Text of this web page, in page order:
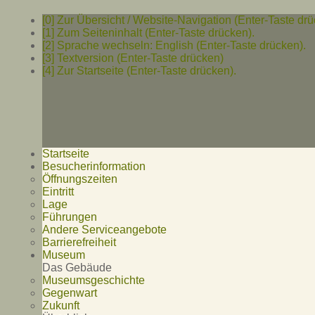
[0] Zur Übersicht / Website-Navigation (Enter-Taste
[1] Zum Seiteninhalt (Enter-Taste drücken).
[2] Sprache wechseln: English (Enter-Taste drücken).
[3] Textversion (Enter-Taste drücken)
[4] Zur Startseite (Enter-Taste drücken).
Startseite
Besucherinformation
Öffnungszeiten
Eintritt
Lage
Führungen
Andere Serviceangebote
Barrierefreiheit
Museum
Das Gebäude
Museumsgeschichte
Gegenwart
Zukunft